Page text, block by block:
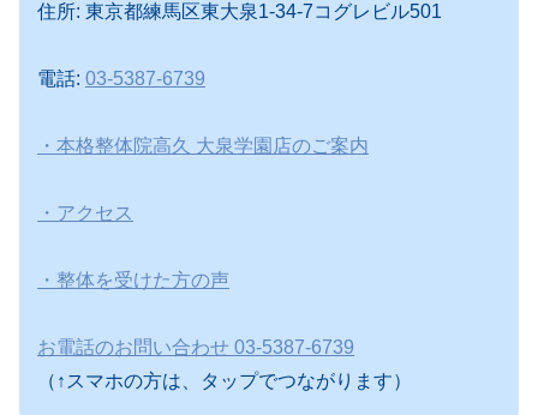
住所: 東京都練馬区東大泉1-34-7コグレビル501
電話: 03-5387-6739
・本格整体院高久 大泉学園店のご案内
・アクセス
・整体を受けた方の声
お電話のお問い合わせ 03-5387-6739
（↑スマホの方は、タップでつながります）